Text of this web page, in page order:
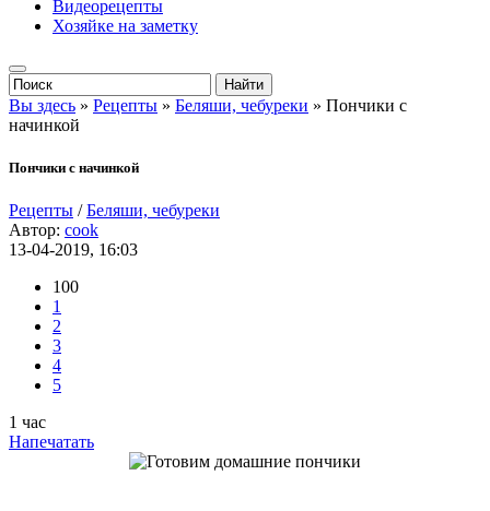
Видеорецепты
Хозяйке на заметку
Вы здесь » Рецепты » Беляши, чебуреки » Пончики с
начинкой
Пончики с начинкой
Рецепты /Беляши, чебуреки
Автор: cook
13-04-2019, 16:03
100
1
2
3
4
5
1 час
Напечатать